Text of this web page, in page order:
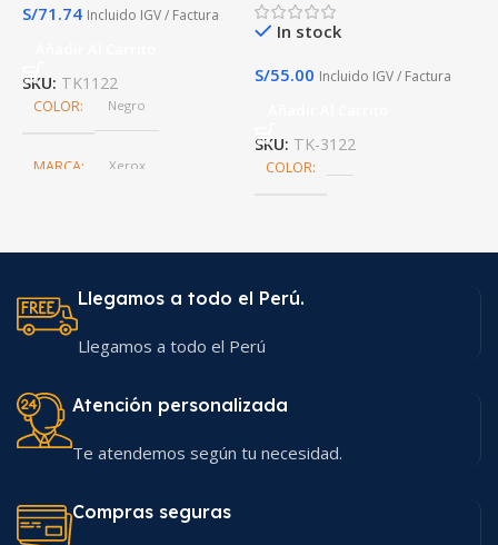
S/71.74 Incluido IGV / Factura
SKU: TK1122
COLOR Negro
MARCA Xerox
In stock
S/55.00 Incluido IGV / Factura
SKU: TK-3122
COLOR
Llegamos a todo el Perú.
Llegamos a todo el Perú
Atención personalizada
Te atendemos según tu necesidad.
Compras seguras